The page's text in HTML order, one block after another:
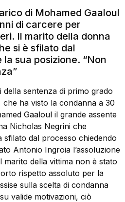
di Mohamed Gaaloul
di carcere per
Il marito della donna
si è sfilato dal
sua posizione. “Non
della sentenza di primo grado
ha visto la condanna a 30
Gaaloul il grande assente
Nicholas Negrini che
sfilato dal processo chiedendo
Antonio Ingroia l’assoluzione
marito della vittima non è stato
rispetto assoluto per la
sulla scelta di condanna
valide motivazioni, ciò